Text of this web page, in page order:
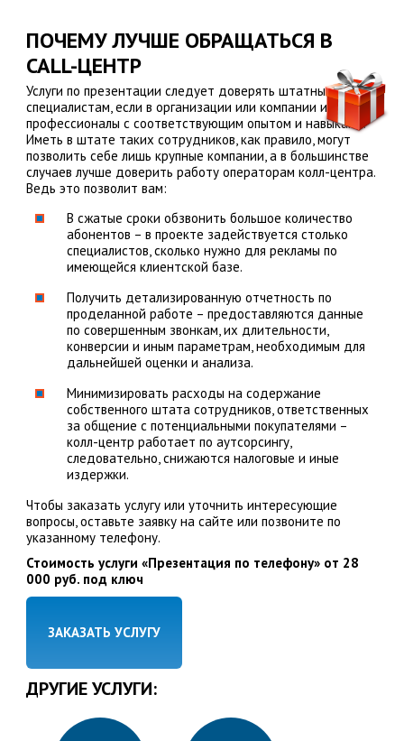
ПОЧЕМУ ЛУЧШЕ ОБРАЩАТЬСЯ В
CALL-ЦЕНТР
Услуги по презентации следует доверять штатным
специалистам, если в организации или компании имеются
профессионалы с соответствующим опытом и навыками.
Иметь в штате таких сотрудников, как правило, могут
позволить себе лишь крупные компании, а в большинстве
случаев лучше доверить работу операторам колл-центра.
Ведь это позволит вам:
В сжатые сроки обзвонить большое количество
абонентов – в проекте задействуется столько
специалистов, сколько нужно для рекламы по
имеющейся клиентской базе.
Получить детализированную отчетность по
проделанной работе – предоставляются данные
по совершенным звонкам, их длительности,
конверсии и иным параметрам, необходимым для
дальнейшей оценки и анализа.
Минимизировать расходы на содержание
собственного штата сотрудников, ответственных
за общение с потенциальными покупателями –
колл-центр работает по аутсорсингу,
следовательно, снижаются налоговые и иные
издержки.
Чтобы заказать услугу или уточнить интересующие
вопросы, оставьте заявку на сайте или позвоните по
указанному телефону.
Стоимость услуги «Презентация по телефону» от 28
000 руб. под ключ
ЗАКАЗАТЬ УСЛУГУ
ДРУГИЕ УСЛУГИ: